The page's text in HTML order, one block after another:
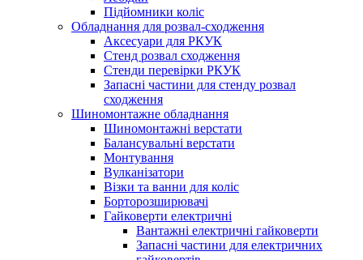
Підйомники коліс
Обладнання для розвал-сходження
Аксесуари для РКУК
Стенд розвал сходження
Стенди перевірки РКУК
Запасні частини для стенду розвал
сходження
Шиномонтажне обладнання
Шиномонтажні верстати
Балансувальні верстати
Монтування
Вулканізатори
Візки та ванни для коліс
Борторозширювачі
Гайковерти електричні
Вантажні електричні гайковерти
Запасні частини для електричних